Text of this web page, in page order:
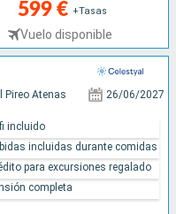
599 € +Tasas
Vuelo disponible
Pireo Atenas 26/06/2027
incluido
incluidas durante comidas
para excursiones regalado
completa